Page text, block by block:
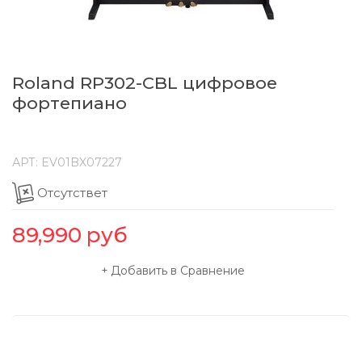
Roland RP302-CBL цифровое
фортепиано
АРТ: EV01BX07227
Отсутствет
89,990 руб
Добавить в Сравнение